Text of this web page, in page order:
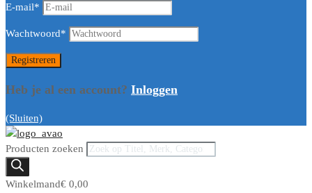
E-mail*
Wachtwoord*
Heb je al een account? Inloggen
(Sluiten)
Producten zoeken
Winkelmand€ 0,00